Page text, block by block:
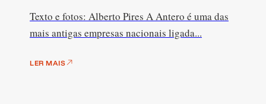
Texto e fotos: Alberto Pires A Antero é uma das
mais antigas empresas nacionais ligada...
LER MAIS